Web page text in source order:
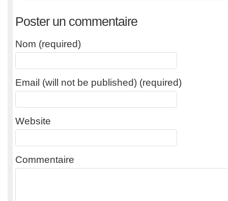
Poster un commentaire
Nom (required)
Email (will not be published) (required)
Website
Commentaire